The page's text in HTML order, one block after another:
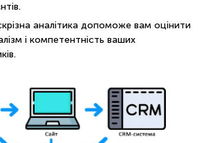
аналітика допоможе вам оцінити
і компетентність ваших